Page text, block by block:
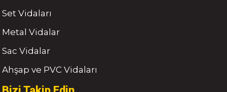
Set Vidaları
Metal Vidalar
Sac Vidalar
Ahşap ve PVC Vidaları